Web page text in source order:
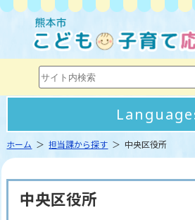
ホーム ＞担当課から探す ＞ 中央区役所
中央区役所